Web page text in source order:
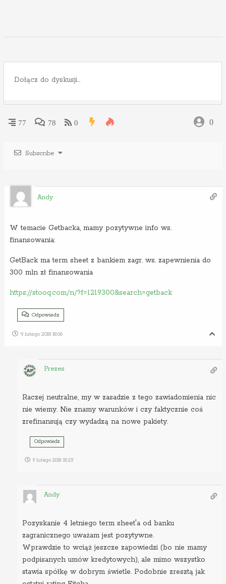
77 78 0 0
Subscribe
Andy
W temacie Getbacka, mamy pozytywne info ws.
finansowania:
GetBack ma term sheet z bankiem zagr. ws. zapewnienia do
300 mln zł finansowania
https://stooq.com/n/?f=1219300&search=getback
Odpowiedz
9 lutego 2018 18:06
Prezes
Raczej neutralne, my w zasadzie z tego zawiadomienia nic
nie wiemy. Nie znamy warunków i czy faktycznie coś
zrefinansują czy wydadzą na nowe pakiety.
Odpowiedz
9 lutego 2018 18:25
Andy
Pozyskanie 4 letniego term sheet'a od banku
zagranicznego uważam jest pozytywne.
Wprawdzie to wciąż jeszcze zapowiedzi (bo nie mamy
podpisanych umów kredytowych), ale mimo wszystko
stawia spółkę w dobrym świetle. Podobnie zresztą jak